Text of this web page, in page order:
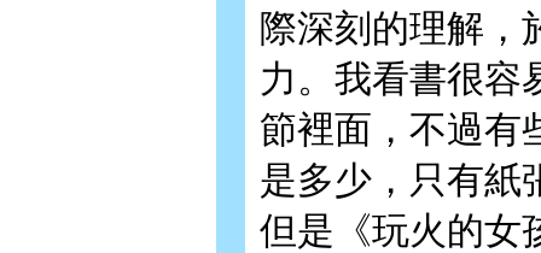
際深刻的理解，
力。我看書很容
節裡面，不過有
是多少，只有紙
但是《玩火的女